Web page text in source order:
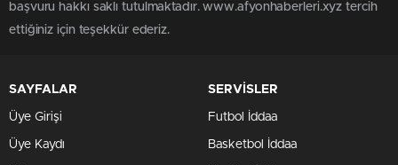
başvuru hakkı saklı tutulmaktadır. www.afyonhaberleri.xyz tercih
ettiğiniz için teşekkür ederiz.
SAYFALAR
Üye Girişi
Üye Kaydı
SERVİSLER
Futbol İddaa
Basketbol İddaa